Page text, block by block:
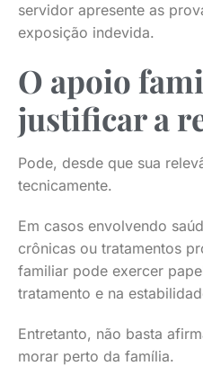
servidor apresente as
exposição indevida.
O apoio
justificar a
Pode, desde que sua
tecnicamente.
Em casos envolvendo
crônicas ou tratamentos
familiar pode exercer
tratamento e na
Entretanto, não basta
morar perto da família.